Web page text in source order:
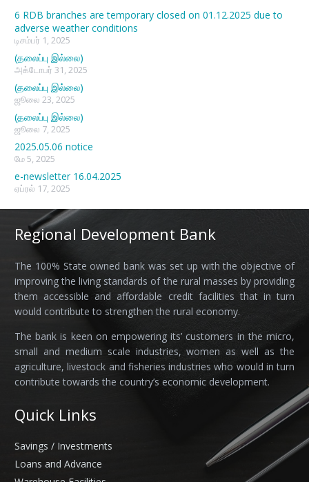
6 RDB branches are temporary closed on 01.12.2025 due to
adverse weather conditions
டிசம்பர் 1, 2025
(தலைப்பு இல்லை)
அக்டோபர் 31, 2025
(தலைப்பு இல்லை)
ஜூலை 23, 2025
(தலைப்பு இல்லை)
ஜூலை 7, 2025
2025.05.06 notice
மே 5, 2025
e-newsletter 16.04.2025
ஏப்ரல் 17, 2025
Regional Development Bank
The 100% State owned bank was set up with the objective of
improving the living standards of the rural masses by providing
them accessible and affordable credit facilities that in turn
would contribute to strengthen the rural economy.
The bank is keen on empowering its’ customers in the micro,
small and medium scale industries, women as well as the
agriculture, livestock and fisheries industries who would in turn
contribute towards the country’s economic development.
Quick Links
Savings / Investments
Loans and Advance